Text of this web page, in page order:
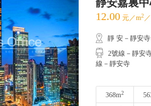
靜安嘉裏
12.00 元／m2
靜 安－靜安寺
2號線－靜安
線－靜安寺
368m2